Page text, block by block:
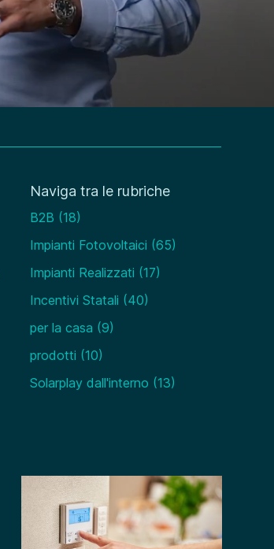
Naviga tra le rubriche
B2B (18)
Impianti Fotovoltaici (65)
Impianti Realizzati (17)
Incentivi Statali (40)
per la casa (9)
prodotti (10)
Solarplay dall'interno (13)